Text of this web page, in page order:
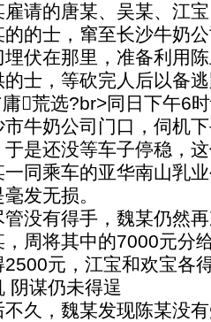
请的唐某、吴某、江
的的士，窜至长沙牛奶
伏在那里，准备利用
士，等砍完人后以备
荒选?br>同日下午6
市牛奶公司门口，伺机
于是还没等车子停稳，
同乘车的亚华南山乳
发无损。
有得手，魏某仍然再
，周将其中的7000元分
2500元，江宝和欢宝各
谋仍未得逞
，魏某发现陈某没有